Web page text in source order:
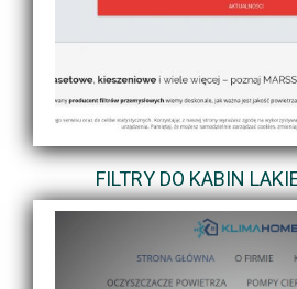
FILTRY DO KABIN